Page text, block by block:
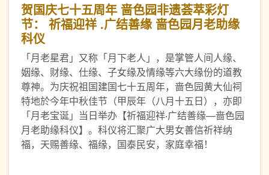
贺国庆七十五周年 啬色园非遗荟萃彩灯
节： 祈福迎祥 .广结善缘 啬色园月老助缘
科仪
「月老星君」又称「月下老人」，是掌管人间人缘、
姻缘、财缘、仕缘、子女缘及情缘等六大缘份的道教
尊神。为庆祝祖国建国七十五周年，啬色园黄大仙祠
特地於今年中秋佳节（甲辰年（八月十五日），亦即
「月老宝诞」当日举办【祈福迎祥‧广结善缘—啬色园
月老助缘科仪】。科仪将汇聚广大男女善信祈祥纳
福，天赐善缘、福缘，国泰民安，家庭幸福！